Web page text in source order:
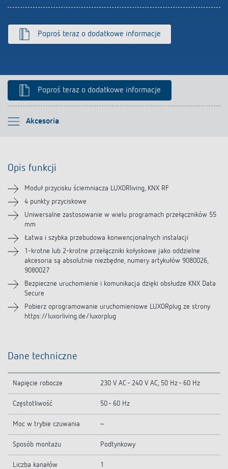
Poproś teraz o dodatkowe informacje
Poproś teraz o dodatkowe informacje
Akcesoria
Proszę wybrać
Informacje techniczne
Pliki do pobrania
Akcesoria
Opis funkcji
Moduł przycisku ściemniacza LUXORliving, KNX RF
4 punkty przyciskowe
Uniwersalne zastosowanie w wielu programach przełączników 55
mm
Łatwa i szybka przebudowa konwencjonalnych instalacji
1-krotne lub 2-krotne przełączniki kołyskowe jako oddzielne
akcesoria są absolutnie niezbędne, numery artykułów 9080026,
9080027
Bezpieczne uruchomienie i komunikacja dzięki obsłudze KNX Data
Secure
Pobierz oprogramowanie uruchomieniowe LUXORplug ze strony
https://luxorliving.de/luxorplug
Dane techniczne
Napięcie robocze 230 V AC - 240 V AC, 50 Hz - 60 Hz
Częstotliwość 50 - 60 Hz
Moc w trybie czuwania ~
Sposób montażu Podtynkowy
Liczba kanałów 1